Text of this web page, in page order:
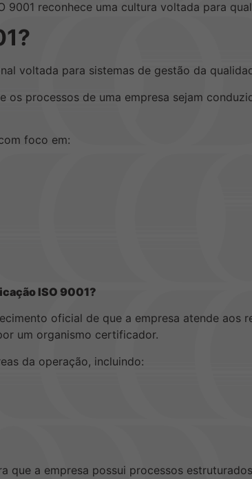
9001 reconhece uma cultura voltada para
voltada para sistemas de gestão da
os processos de uma empresa sejam
foco em:
ISO 9001?
oficial de que a empresa atende aos
um organismo certificador.
da operação, incluindo:
que a empresa possui processos